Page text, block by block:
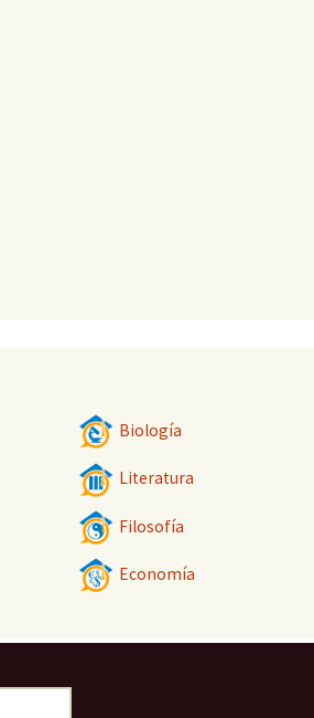
Biología
Literatura
Filosofía
Economía